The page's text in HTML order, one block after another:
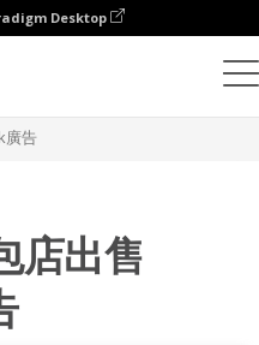
Desktop
廣告
店出售